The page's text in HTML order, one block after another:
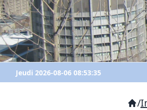
Jeudi 2026-08-06 08:53:35
/